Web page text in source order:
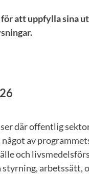
att uppfylla sina
där offentlig
av
och
arbetssätt,